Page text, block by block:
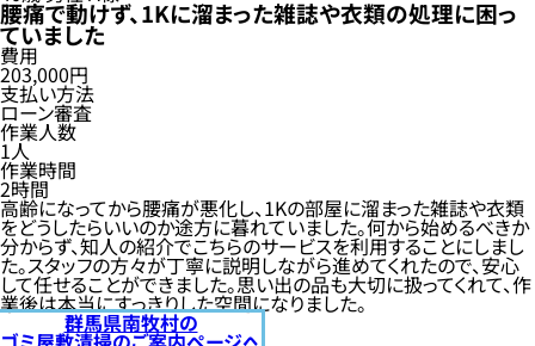
腰痛で動けず、1Kに溜まった雑誌や衣類の処理に困っ
ていました
費用
203,000円
支払い方法
ローン審査
作業人数
1人
作業時間
2時間
高齢になってから腰痛が悪化し、1Kの部屋に溜まった雑誌や衣類
をどうしたらいいのか途方に暮れていました。何から始めるべきか
分からず、知人の紹介でこちらのサービスを利用することにしまし
た。スタッフの方々が丁寧に説明しながら進めてくれたので、安心
して任せることができました。思い出の品も大切に扱ってくれて、作
業後は本当にすっきりした空間になりました。
群馬県南牧村の